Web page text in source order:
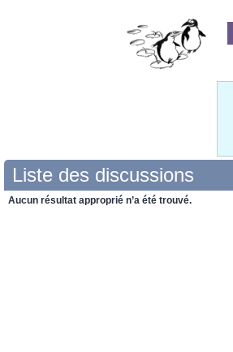
Liste des discussions
Aucun résultat approprié n’a été trouvé.